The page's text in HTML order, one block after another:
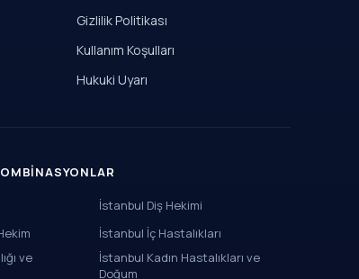
Gizlilik Politikası
Kullanım Koşulları
Hukuki Uyarı
İstanbul Diş Hekimi
İstanbul İç Hastalıkları
ve
İstanbul Kadın Hastalıkları ve
Doğum